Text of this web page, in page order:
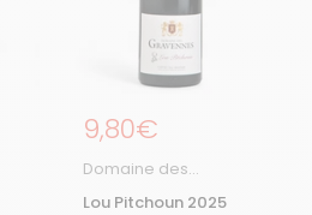
Prix régulier
9,80€
Domaine des
Lou Pitchoun 2025